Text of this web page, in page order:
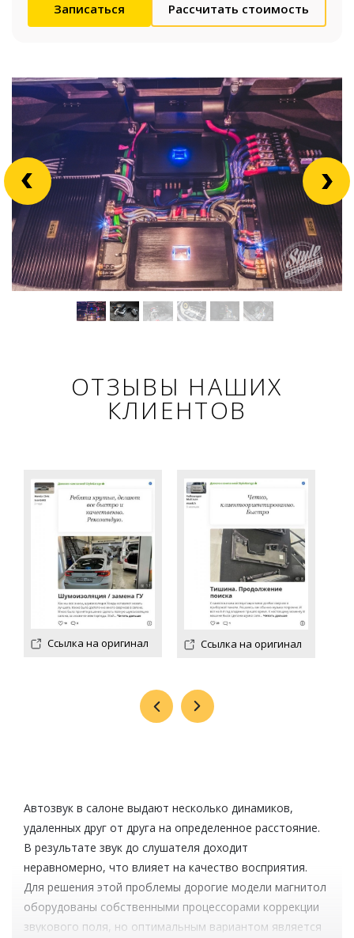
Записаться Рассчитать стоимость
ОТЗЫВЫ НАШИХ
КЛИЕНТОВ
Ссылка на оригинал Ссылка на оригинал
Автозвук в салоне выдают несколько динамиков,
удаленных друг от друга на определенное расстояние.
В результате звук до слушателя доходит
неравномерно, что влияет на качество восприятия.
Для решения этой проблемы дорогие модели магнитол
оборудованы собственными процессорами коррекции
звукового поля, но оптимальным вариантом является